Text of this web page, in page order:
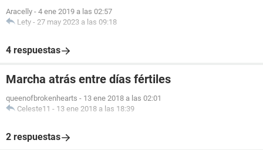
Aracelly - 4 ene 2019 a las 02:57
Lety - 27 may 2023 a las 09:18
4 respuestas
Marcha atrás entre días fértiles
queenofbrokenhearts - 13 ene 2018 a las 02:01
Celeste11 - 13 ene 2018 a las 18:39
2 respuestas